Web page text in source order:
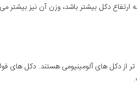
دکل بیشتر باشد، وزن آن نیز بیشتر
دکل های آلومینیومی هستند. دکل های